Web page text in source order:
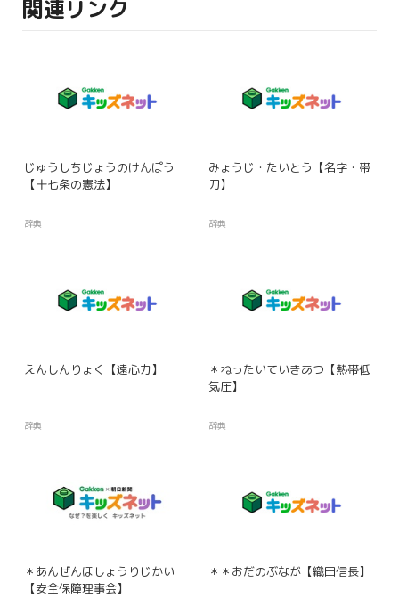
関連リンク
じゅうしちじょうのけんぽう
【十七条の憲法】
辞典
みょうじ・たいとう【名字・帯
刀】
辞典
えんしんりょく【遠心力】
辞典
＊ねったいていきあつ【熱帯低
気圧】
辞典
＊あんぜんほしょうりじかい
【安全保障理事会】
＊＊おだのぶなが【織田信長】